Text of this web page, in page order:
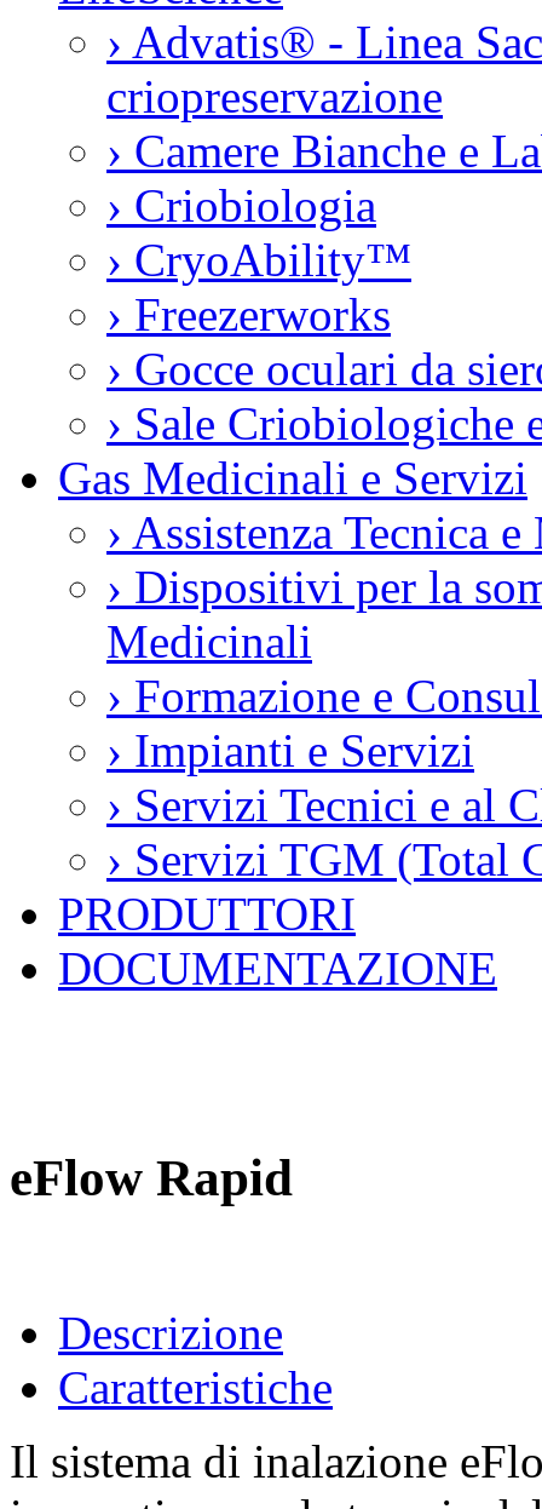
› Advatis® - Linea
criopreservazione
› Camere Bianche e
› Criobiologia
› CryoAbility™
› Freezerworks
› Gocce oculari da
› Sale Criobiologiche
Gas Medicinali e Servizi
› Assistenza Tecnica
› Dispositivi per la
Medicinali
› Formazione e
› Impianti e Servizi
› Servizi Tecnici e al
› Servizi TGM (Total
PRODUTTORI
DOCUMENTAZIONE
eFlow Rapid
Descrizione
Caratteristiche
Il sistema di inalazione